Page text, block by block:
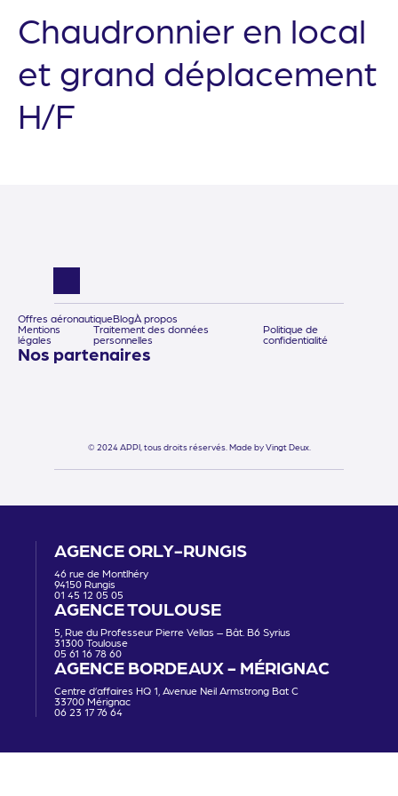
Chaudronnier en local
et grand déplacement
H/F
Offres aéronautiqueBlogÀ propos
Mentions
légales
Traitement des données
personnelles
Politique de
confidentialité
Nos partenaires
© 2024 APPI, tous droits réservés. Made by Vingt Deux.
AGENCE ORLY-RUNGIS
46 rue de Montlhéry
94150 Rungis
01 45 12 05 05
AGENCE TOULOUSE
5, Rue du Professeur Pierre Vellas – Bât. B6 Syrius
31300 Toulouse
05 61 16 78 60
AGENCE BORDEAUX - MÉRIGNAC
Centre d’affaires HQ 1, Avenue Neil Armstrong Bat C
33700 Mérignac
06 23 17 76 64